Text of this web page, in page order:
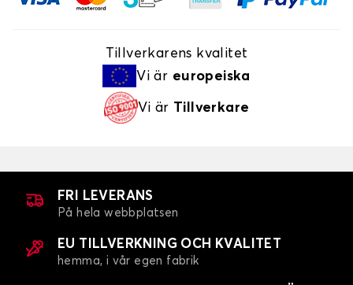
Tillverkarens kvalitet
Vi är europeiska
Vi är Tillverkare
FRI LEVERANS
På hela webbplatsen
EU TILLVERKNING OCH KVALITET
hemma, i vår egen fabrik